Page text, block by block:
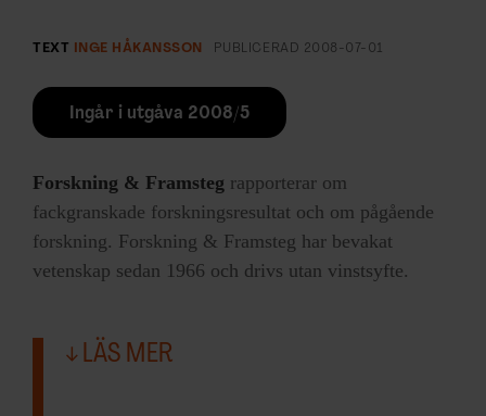
TEXT INGE HÅKANSSON PUBLICERAD 2008-07-01
Ingår i utgåva 2008/5
Forskning & Framsteg rapporterar om
fackgranskade forskningsresultat och om pågående
forskning. Forskning & Framsteg har bevakat
vetenskap sedan 1966 och drivs utan vinstsyfte.
LÄS MER